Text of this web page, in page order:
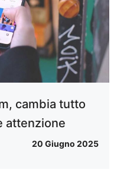
cambia tutto
attenzione
20 Giugno 2025